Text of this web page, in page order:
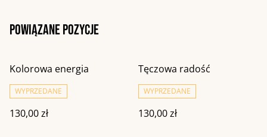
Powiązane pozycje
Kolorowa energia
WYPRZEDANE
130,00 zł
Tęczowa radość
WYPRZEDANE
130,00 zł